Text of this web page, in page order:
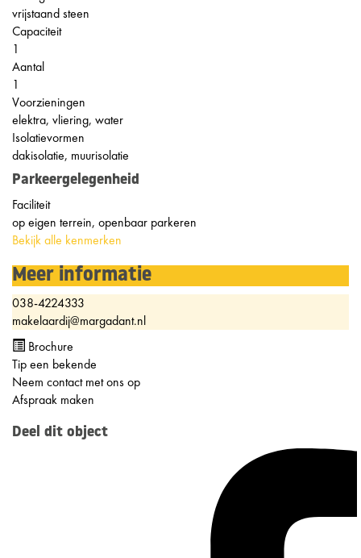
vrijstaand steen
Capaciteit
1
Aantal
1
Voorzieningen
elektra, vliering, water
Isolatievormen
dakisolatie, muurisolatie
Parkeergelegenheid
Faciliteit
op eigen terrein, openbaar parkeren
Bekijk alle kenmerken
Meer informatie
038-4224333
makelaardij@margadant.nl
Brochure
Tip een bekende
Neem contact met ons op
Afspraak maken
Deel dit object